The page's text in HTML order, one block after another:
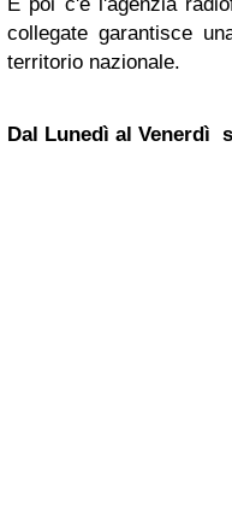
collegate garantisce
territorio nazionale.
Dal Lunedì al Venerdì